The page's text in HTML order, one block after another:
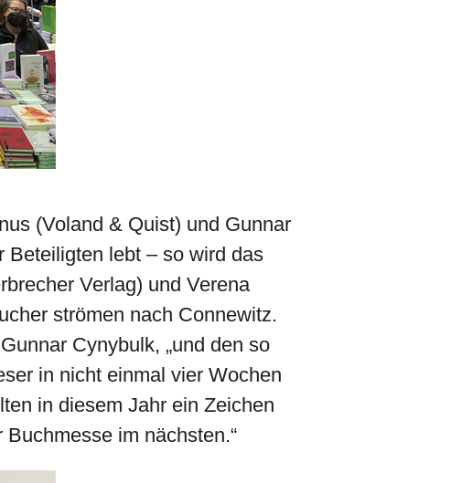
(Voland & Quist) und Gunnar
Beteiligten lebt – so wird das
Verlag) und Verena
strömen nach Connewitz.
Cynybulk, „und den so
in nicht einmal vier Wochen
in diesem Jahr ein Zeichen
Buchmesse im nächsten.“